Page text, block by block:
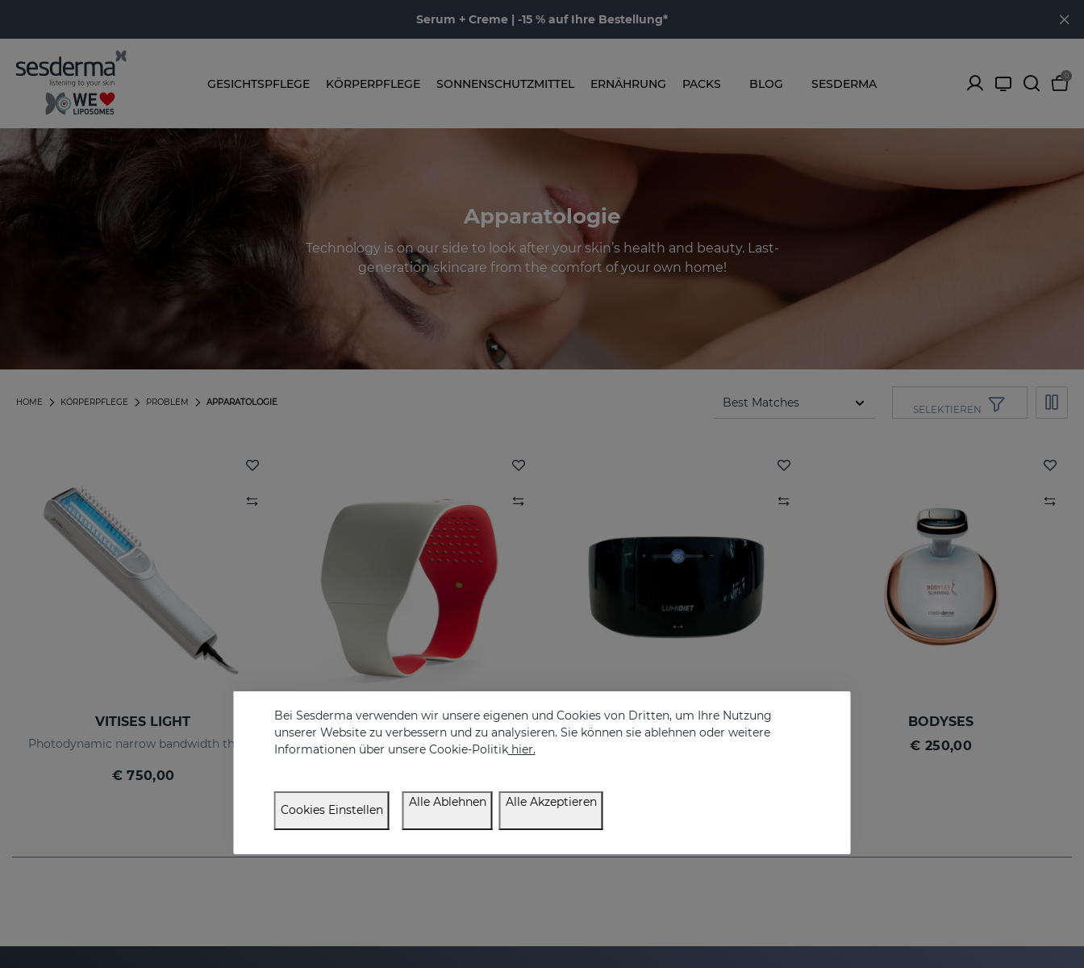
Serum + Creme | -15 % auf Ihre Bestellung*
GESICHTSPFLEGE KÖRPERPFLEGE SONNENSCHUTZMITTEL ERNÄHRUNG PACKS BLOG SESDERMA
0
Apparatologie
Technology is on our side to look after your skin’s health and beauty. Last-
generation skincare from the comfort of your own home!
APPARATOLOGIE
PROBLEM
KÖRPERPFLEGE
HOME
SELEKTIEREN
VITISES LIGHT
€ 750,00
LUMIDIET White Size L
€ 350,00
LUMIDIET Black Size L
BODYSES
€ 250,00
Bei Sesderma verwenden wir unsere eigenen und Cookies von Dritten, um Ihre Nutzung
unserer Website zu verbessern und zu analysieren. Sie können sie ablehnen oder weitere
Informationen über unsere Cookie-Politikhier.
Cookies Einstellen
Alle Ablehnen Alle Akzeptieren